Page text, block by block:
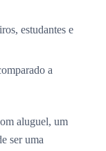
estudantes e
a
aluguel, um
ser uma